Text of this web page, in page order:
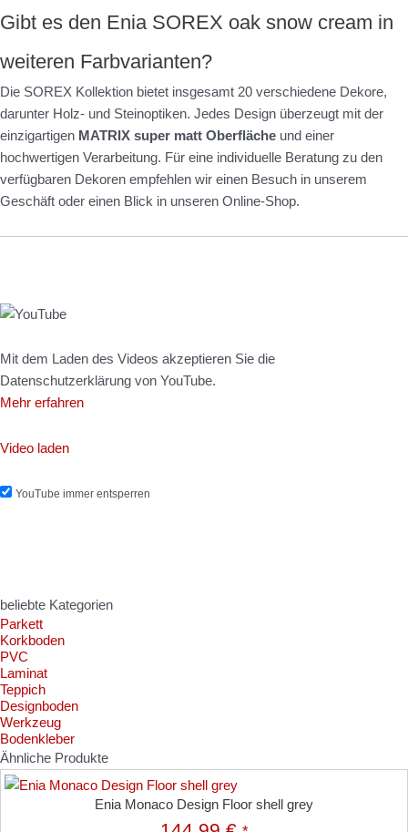
Gibt es den Enia SOREX oak snow cream in
weiteren Farbvarianten?
Die SOREX Kollektion bietet insgesamt 20 verschiedene Dekore,
darunter Holz- und Steinoptiken. Jedes Design überzeugt mit der
einzigartigen MATRIX super matt Oberfläche und einer
hochwertigen Verarbeitung. Für eine individuelle Beratung zu den
verfügbaren Dekoren empfehlen wir einen Besuch in unserem
Geschäft oder einen Blick in unseren Online-Shop.
Mit dem Laden des Videos akzeptieren Sie die
Datenschutzerklärung von YouTube.
Mehr erfahren
Video laden
YouTube immer entsperren
beliebte Kategorien
Parkett
Korkboden
PVC
Laminat
Teppich
Designboden
Werkzeug
Bodenkleber
Ähnliche Produkte
Enia Monaco Design Floor shell grey